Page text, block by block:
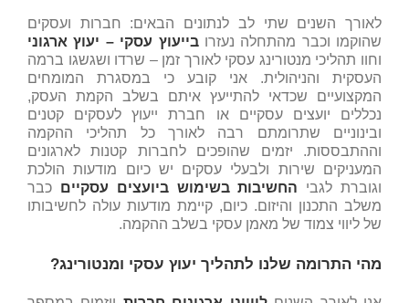
לאורך השנים שתי לב לנתונים הבאים: חברות ועסקים
שהוקמו וכבר מהתחלה נעזרובייעוץ עסקי – יעוץ ארגוני
וחוו תהליכי מנטורינג עסקי לאורך זמן – שרדו ושגשגו ברמה
העסקית והניהולית. אני קובע כי במסגרת המומחים
המקצועיים שכדאי להתייעץ איתם בשלב הקמת העסק,
נכללים יועצים עסקיים או חברת ייעוץ לעסקים קטנים
ובינוניים שתרומתם רבה לאורך כל תהליכי ההקמה
וההתבססות. יזמים שהופכים לחברות קטנות לארגונים
המעניקים שירות ולבעלי עסקים יש כיום מודעות הולכת
וגוברת לגבי החשיבות בשימוש ביועצים עסקיים כבר
משלב התכנון והיזום. כיום, קיימת מודעות עולה לחשיבותו
של ליווי צמוד של מאמן עסקי בשלב ההקמה.
מהי התרומה שלנו לתהליך יעוץ עסקי ומנטורינג?